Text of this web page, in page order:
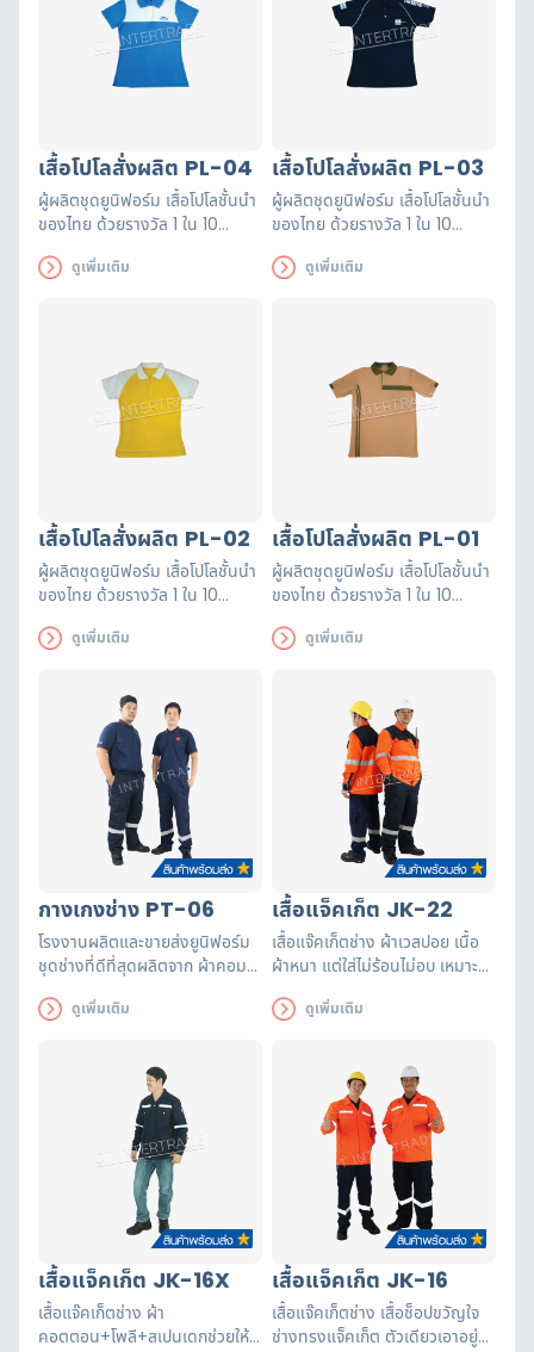
เสื้อโปโลสั่งผลิต PL-04
ผู้ผลิตชุดยูนิฟอร์ม เสื้อโปโลชั้นนำ
ของไทย ด้วยรางวัล 1 ใน 10
ยูนิฟอร์มที่ดีที่สุดสามารถออกแบบ
ดูเพิ่มเติม
เสื้อโปโลสั่งผลิต PL-03
ผู้ผลิตชุดยูนิฟอร์ม เสื้อโปโลชั้นนำ
ของไทย ด้วยรางวัล 1 ใน 10
ยูนิฟอร์มที่ดีที่สุดสามารถออกแบบ
ดูเพิ่มเติม
เสื้อโปโลสั่งผลิต PL-02
ผู้ผลิตชุดยูนิฟอร์ม เสื้อโปโลชั้นนำ
ของไทย ด้วยรางวัล 1 ใน 10
ยูนิฟอร์มที่ดีที่สุดสามารถออกแบบ
ดูเพิ่มเติม
เสื้อโปโลสั่งผลิต PL-01
ผู้ผลิตชุดยูนิฟอร์ม เสื้อโปโลชั้นนำ
ของไทย ด้วยรางวัล 1 ใน 10
ยูนิฟอร์มที่ดีที่สุดสามารถออกแบบ
ดูเพิ่มเติม
กางเกงช่าง PT-06
โรงงานผลิตและขายส่งยูนิฟอร์ม
ชุดช่างที่ดีที่สุดผลิตจาก ผ้าคอม
สะท้อนแสง 2 แถบได้มาตรฐาน
ดูเพิ่มเติม
เสื้อแจ็คเก็ต JK-22
เสื้อแจ๊คเก็ตช่าง ผ้าเวสปอย เนื้อ
ผ้าหนา แต่ใส่ไม่ร้อนไม่อบ เหมาะ
สะท้อนแสงมาตรฐาน EN471 บุใย
ดูเพิ่มเติม
เสื้อแจ็คเก็ต JK-16X
เสื้อแจ๊คเก็ตช่าง ผ้า
คอตตอน+โพลี+สเปนเดกช่วยให้
เสื้อแจ็คเก็ต JK-16
เสื้อแจ๊คเก็ตช่าง เสื้อช็อปขวัญใจ
ช่างทรงแจ็คเก็ต ตัวเดียวเอาอยู่